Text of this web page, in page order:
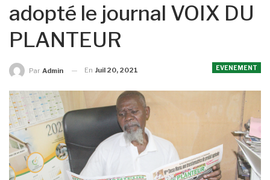
adopté le journal VOIX DU
PLANTEUR
EVENEMENT
Par Admin En Juil 20, 2021